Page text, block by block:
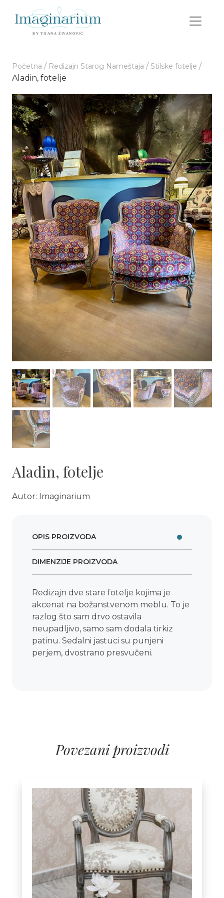
Početna / Redizajn Starog Nameštaja / Stilske fotelje /
Aladin, fotelje
Aladin, fotelje
Autor: Imaginarium
OPIS PROIZVODA
DIMENZIJE PROIZVODA
Redizajn dve stare fotelje kojima je
akcenat na božanstvenom meblu. To je
razlog što sam drvo ostavila
neupadljivo, samo sam dodala tirkiz
patinu. Sedalni jastuci su punjeni
perjem, dvostrano presvučeni.
Povezani proizvodi